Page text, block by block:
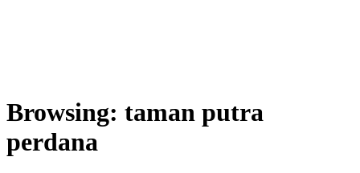
Browsing: taman putra
perdana